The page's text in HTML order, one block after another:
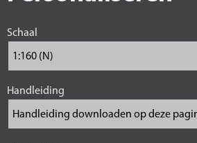
Schaal
Handleiding